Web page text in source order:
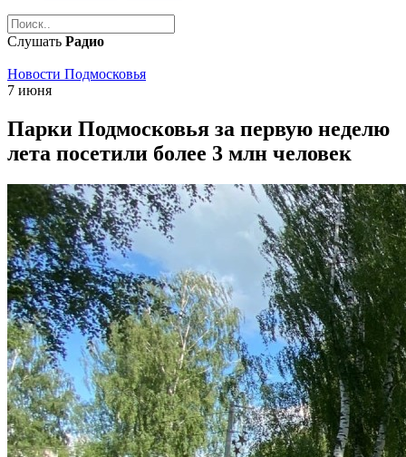
Слушать Радио
Новости Подмосковья
7 июня
Парки Подмосковья за первую неделю
лета посетили более 3 млн человек